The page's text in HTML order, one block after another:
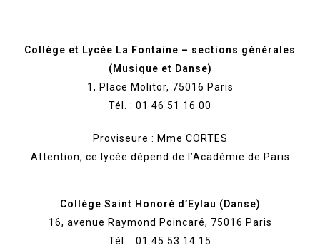
Collège et Lycée La Fontaine – sections générales
(Musique et Danse)
1, Place Molitor, 75016 Paris
Tél. : 01 46 51 16 00
Proviseure : Mme CORTES
Attention, ce lycée dépend de l’Académie de Paris
Collège Saint Honoré d’Eylau (Danse)
16, avenue Raymond Poincaré, 75016 Paris
Tél. : 01 45 53 14 15